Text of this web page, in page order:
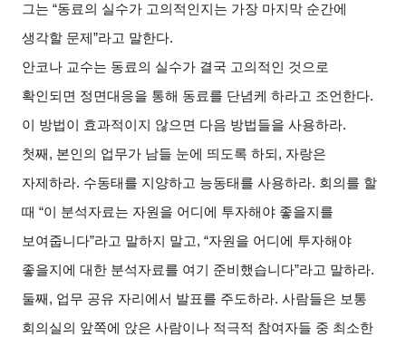
그는 “동료의 실수가 고의적인지는 가장 마지막 순간에
생각할 문제”라고 말한다.
안코나 교수는 동료의 실수가 결국 고의적인 것으로
확인되면 정면대응을 통해 동료를 단념케 하라고 조언한다.
이 방법이 효과적이지 않으면 다음 방법들을 사용하라.
첫째, 본인의 업무가 남들 눈에 띄도록 하되, 자랑은
자제하라. 수동태를 지양하고 능동태를 사용하라. 회의를 할
때 “이 분석자료는 자원을 어디에 투자해야 좋을지를
보여줍니다”라고 말하지 말고, “자원을 어디에 투자해야
좋을지에 대한 분석자료를 여기 준비했습니다”라고 말하라.
둘째, 업무 공유 자리에서 발표를 주도하라. 사람들은 보통
회의실의 앞쪽에 앉은 사람이나 적극적 참여자들 중 최소한